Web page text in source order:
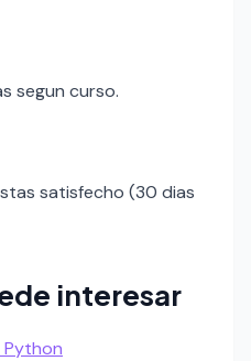
segun curso.
satisfecho (30 dias
interesar
Python